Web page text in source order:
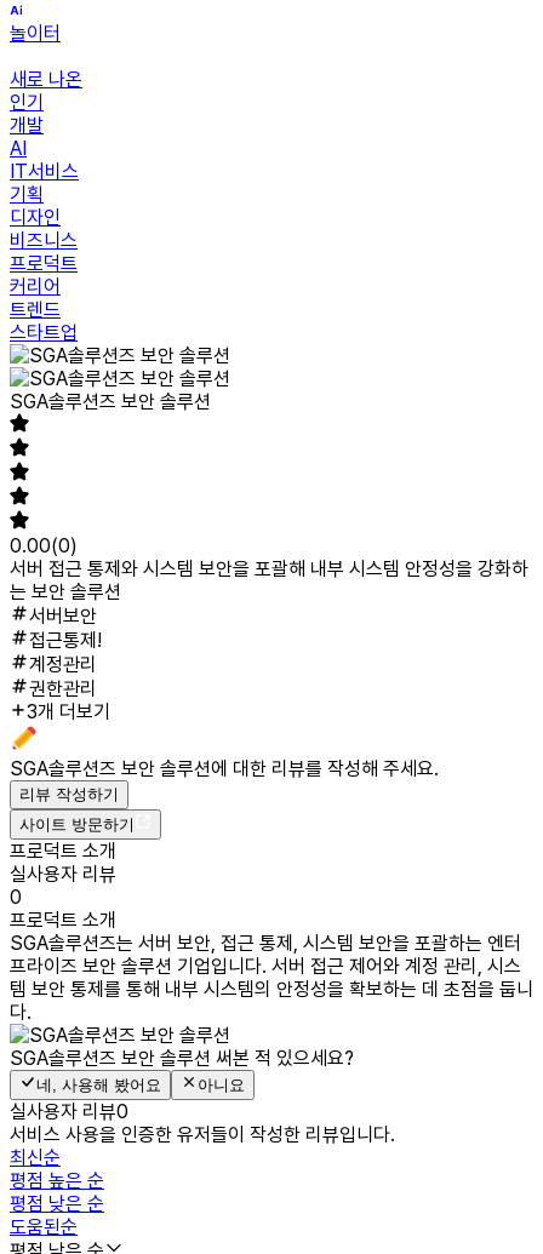
놀이터
새로 나온
인기
개발
AI
IT서비스
기획
디자인
비즈니스
프로덕트
커리어
트렌드
스타트업
SGA솔루션즈 보안 솔루션
0.00(0)
서버 접근 통제와 시스템 보안을 포괄해 내부 시스템 안정성을 강화하
는 보안 솔루션
서버보안
접근통제!
계정관리
권한관리
3개 더보기
SGA솔루션즈 보안 솔루션에 대한 리뷰를 작성해 주세요.
리뷰 작성하기
사이트 방문하기
프로덕트 소개
실사용자 리뷰
0
프로덕트 소개
SGA솔루션즈는 서버 보안, 접근 통제, 시스템 보안을 포괄하는 엔터
프라이즈 보안 솔루션 기업입니다. 서버 접근 제어와 계정 관리, 시스
템 보안 통제를 통해 내부 시스템의 안정성을 확보하는 데 초점을 둡니
다.
SGA솔루션즈 보안 솔루션 써본 적 있으세요?
네, 사용해 봤어요 아니요
실사용자 리뷰0
서비스 사용을 인증한 유저들이 작성한 리뷰입니다.
최신순
평점 높은 순
평점 낮은 순
도움된순